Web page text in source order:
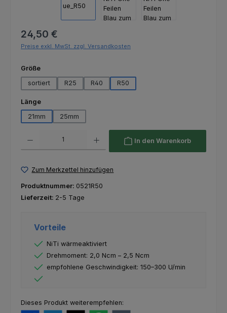
Regulärer Preis:
24,50 €
Preise exkl. MwSt. zzgl. Versandkosten
Größeauswählen
sortiert
R25 R40 R50
Längeauswählen
21mm
25mm
In den Warenkorb
Zum Merkzettel hinzufügen
Produktnummer: 0521R50
Lieferzeit: 2-5 Tage
Vorteile
NiTi wärmeaktiviert
Drehmoment: 2,0 Ncm – 2,5 Ncm
empfohlene Geschwindigkeit: 150–300 U/min
Dieses Produkt weiterempfehlen: